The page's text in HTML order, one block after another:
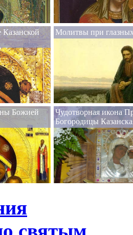
Казанской
Молитвы при
Божией
Чудотворная икона
Богородицы